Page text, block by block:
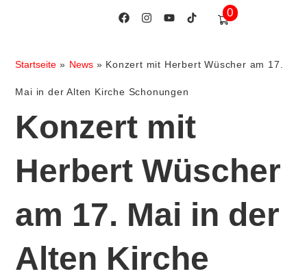
0
Startseite » News» Konzert mit Herbert Wüscher am 17.
Mai in der Alten Kirche Schonungen
Konzert mit
Herbert Wüscher
am 17. Mai in der
Alten Kirche